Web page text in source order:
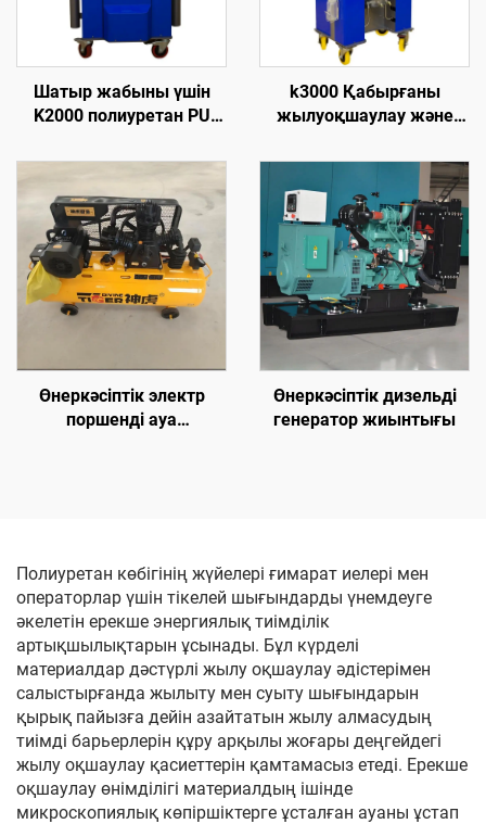
Шатыр жабыны үшін
K2000 полиуретан PU
жылуоқшаулау
k3000 Қабырғаны
жылуоқшаулау және
жоғары қысымды
полиуретан көбік ұстау
машинасы
Өнеркәсіптік электр
поршенді ауа
Өнеркәсіптік дизельді
генератор жиынтығы
Полиуретан көбігінің жүйелері ғимарат иелері мен
операторлар үшін тікелей шығындарды үнемдеуге
әкелетін ерекше энергиялық тиімділік
артықшылықтарын ұсынады. Бұл күрделі
материалдар дәстүрлі жылу оқшаулау әдістерімен
салыстырғанда жылыту мен суыту шығындарын
қырық пайызға дейін азайтатын жылу алмасудың
тиімді барьерлерін құру арқылы жоғары деңгейдегі
жылу оқшаулау қасиеттерін қамтамасыз етеді. Ерекше
оқшаулау өнімділігі материалдың ішінде
микроскопиялық көпіршіктерге ұсталған ауаны ұстап